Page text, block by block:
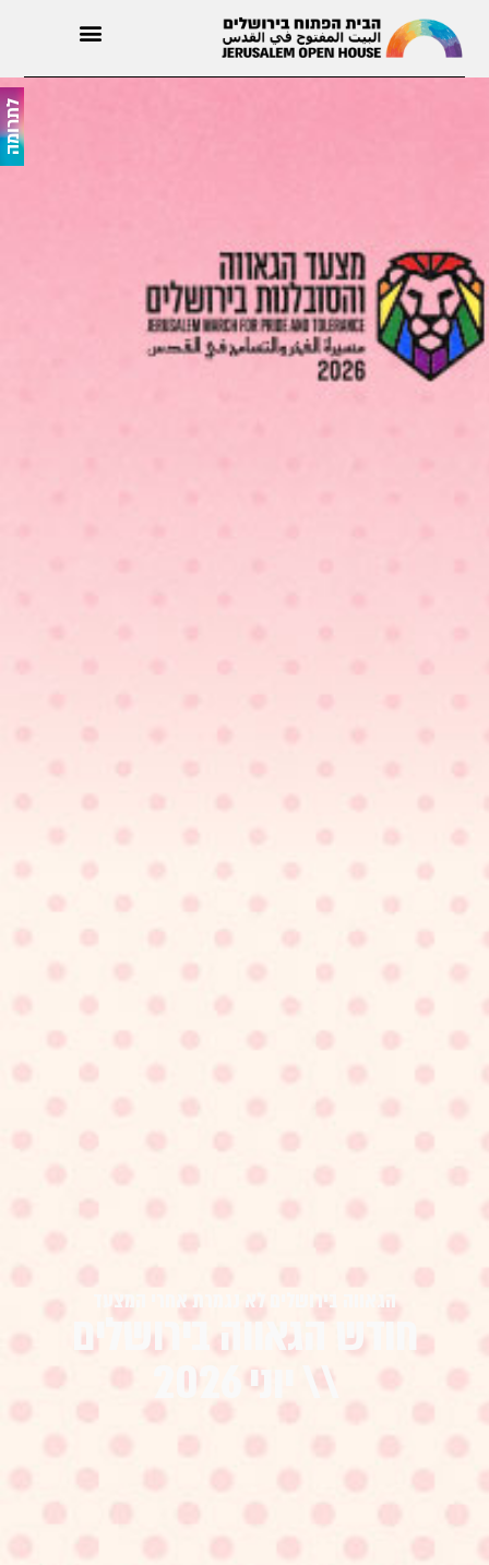
לתרומהחודש הגאווה בירושלים \\ יוני
הגאווה בירושלים לא נגמרת אחרי המצעד
חודש הגאווה בירושלים
\\ יוני 2026